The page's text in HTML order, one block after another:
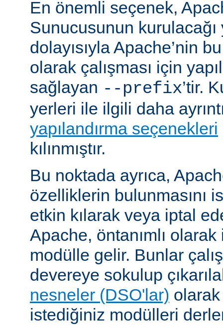
En önemli seçenek,
Sunucusunun
dolayısıyla Apache’nin
olarak çalışması için
sağlayan --prefix’tir.
yerleri ile ilgili daha
yapılandırma seçenekleri
kılınmıştır.
Bu noktada ayrıca,
özelliklerin bulunmasını
etkin kılarak veya iptal
Apache, öntanımlı
modülle gelir. Bunlar
devereye sokulup
nesneler (DSO'lar) olarak
istediğiniz modülleri